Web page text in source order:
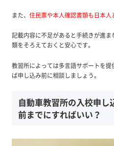
また、 住民票や本人確認書類も日本人
記載内容に不足があると手続きが進
類をそろえておくと安心です。
教習所によっては多言語サポートを
ば申し込み前に相談しましょう。
自動車教習所の入校申し
前までにすればいい？